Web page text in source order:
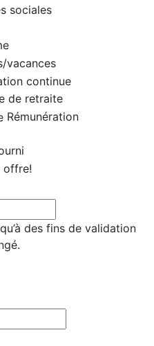
sociales
vacances
continue
de retraite
Rémunération
offre!
des fins de validation